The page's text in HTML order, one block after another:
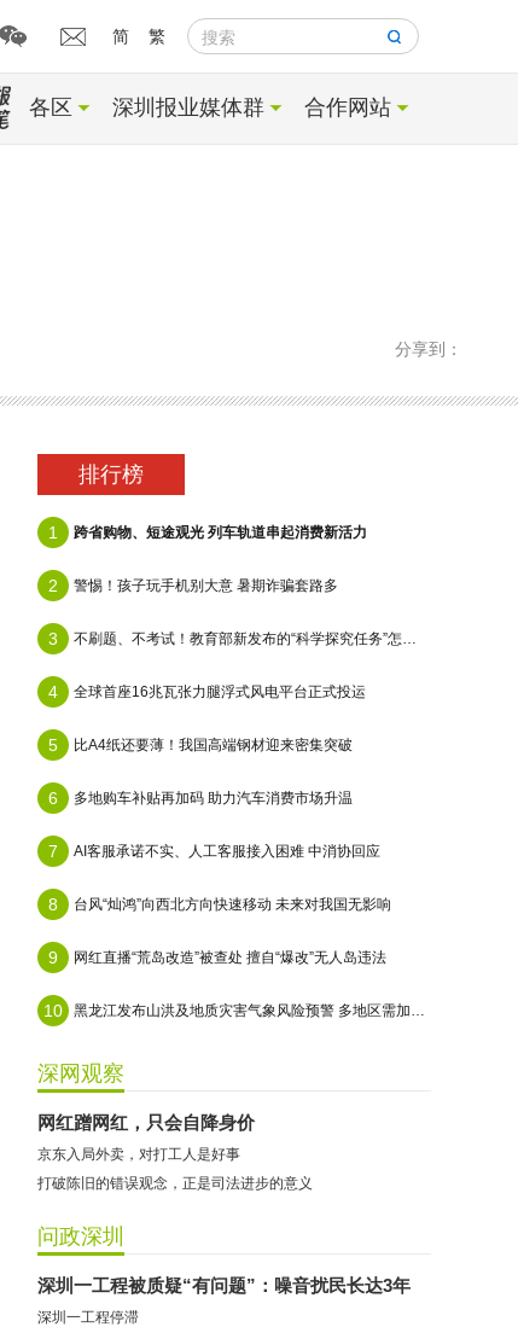
简 繁 搜索
各区 深圳报业媒体群 合作网站
分享到：
排行榜
1 跨省购物、短途观光 列车轨道串起消费新活力
2 警惕！孩子玩手机别大意 暑期诈骗套路多
3 不刷题、不考试！教育部新发布的“科学探究任务”怎么做？
4 全球首座16兆瓦张力腿浮式风电平台正式投运
5 比A4纸还要薄！我国高端钢材迎来密集突破
6 多地购车补贴再加码 助力汽车消费市场升温
7 AI客服承诺不实、人工客服接入困难 中消协回应
8 台风“灿鸿”向西北方向快速移动 未来对我国无影响
9 网红直播“荒岛改造”被查处 擅自“爆改”无人岛违法
10 黑龙江发布山洪及地质灾害气象风险预警 多地区需加强防范
深网观察
网红蹭网红，只会自降身价
京东入局外卖，对打工人是好事
打破陈旧的错误观念，正是司法进步的意义
问政深圳
深圳一工程被质疑“有问题”：噪音扰民长达3年
深圳一工程停滞